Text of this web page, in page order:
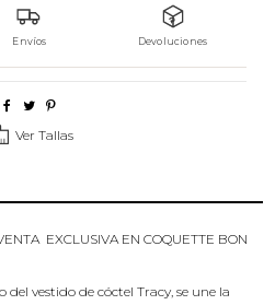
Envíos Devoluciones
Ver Tallas
EXCLUSIVA EN COQUETTE BON
del vestido de cóctel Tracy, se une la